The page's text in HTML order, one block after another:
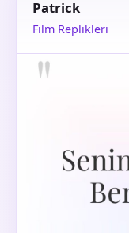
Patrick
Film Replikleri